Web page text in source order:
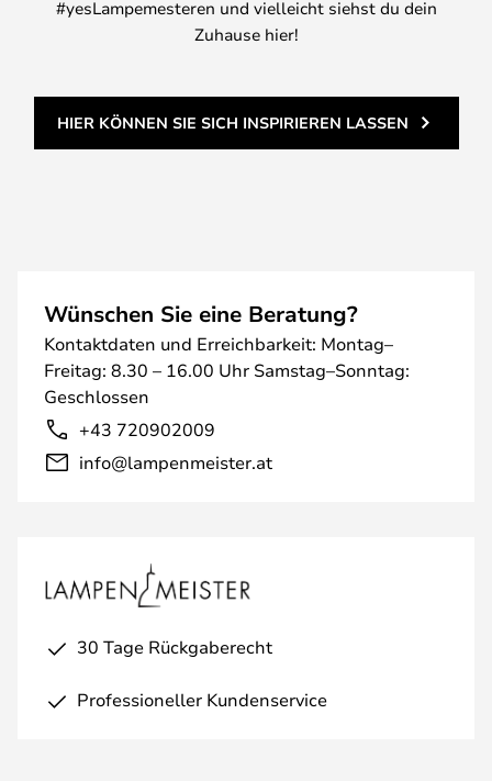
#yesLampemesteren und vielleicht siehst du dein
Zuhause hier!
HIER KÖNNEN SIE SICH INSPIRIEREN LASSEN
Wünschen Sie eine Beratung?
Kontaktdaten und Erreichbarkeit: Montag–
Freitag: 8.30 – 16.00 Uhr Samstag–Sonntag:
Geschlossen
+43 720902009
info@lampenmeister.at
30 Tage Rückgaberecht
Professioneller Kundenservice